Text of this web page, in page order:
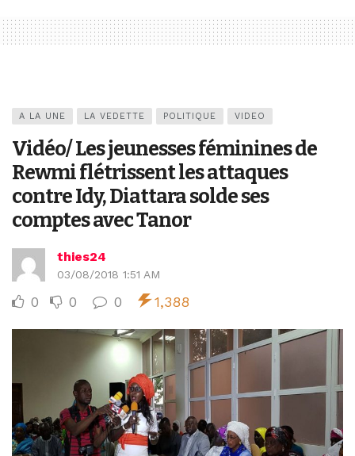
A LA UNE LA VEDETTE POLITIQUE VIDEO
Vidéo/ Les jeunesses féminines de
Rewmi flétrissent les attaques
contre Idy, Diattara solde ses
comptes avec Tanor
thies24
03/08/2018 1:51 AM
0 0 0 1,388